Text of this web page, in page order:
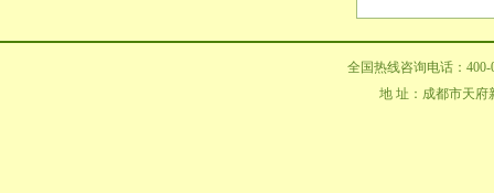
全国热线咨询电话：
地 址：成都市天府